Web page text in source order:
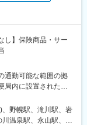
し】保険商品・サー
通勤可能な範囲の拠
内に設置されたか
北エリア：青森県、
東エリア：茨城県、
：東京都■南関東エ
野幌駅、滝川駅、岩
温泉駅、永山駅、旭